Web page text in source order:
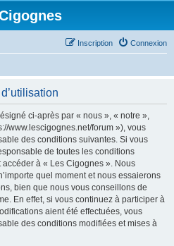
Connexion
Inscription
ci-après par « nous », « notre »,
www.lescigognes.net/forum »), vous
des conditions suivantes. Si vous
de toutes les conditions
à « Les Cigognes ». Nous
quel moment et nous essaierons
bien que nous vous conseillons de
En effet, si vous continuez à participer à
aient été effectuées, vous
des conditions modifiées et mises à